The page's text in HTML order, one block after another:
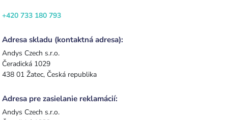
+420 733 180 793
Adresa skladu (kontaktná adresa):
Andys Czech s.r.o.
Čeradická 1029
438 01 Žatec, Česká republika
Adresa pre zasielanie reklamácií:
Andys Czech s.r.o.